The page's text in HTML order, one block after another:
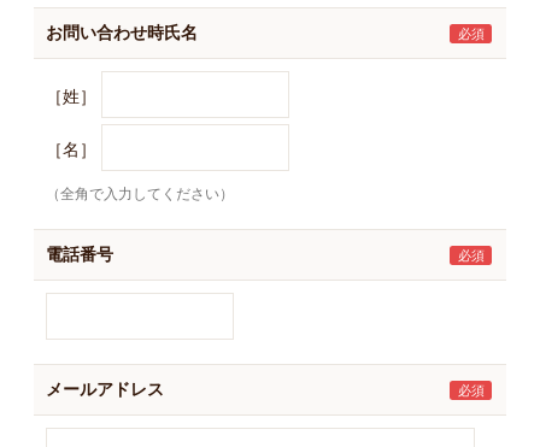
お問い合わせ時氏名
［姓］
［名］
（全角で入力してください）
電話番号
メールアドレス